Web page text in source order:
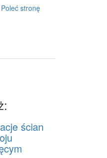
Poleć stronę
ścian